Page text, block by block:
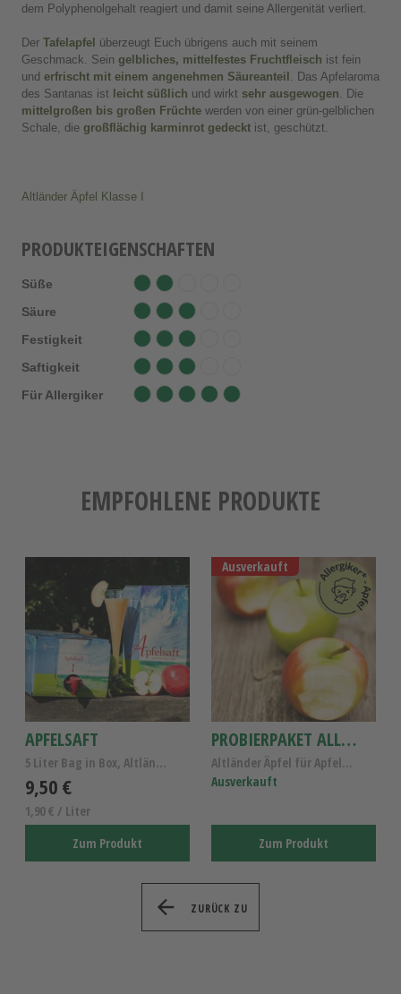
PRODUKTEIGENSCHAFTEN
Süße
Säure
Festigkeit
Saftigkeit
Für Allergiker
dem Polyphenolgehalt reagiert und damit seine Allergenität verliert.
Der Tafelapfel überzeugt Euch übrigens auch mit seinem
Geschmack. Sein gelbliches, mittelfestes Fruchtfleisch ist fein
und erfrischt mit einem angenehmen Säureanteil. Das Apfelaroma
des Santanas ist leicht süßlich und wirkt sehr ausgewogen. Die
mittelgroßen bis großen Früchte werden von einer grün-gelblichen
Schale, die großflächig karminrot gedeckt ist, geschützt.
Altländer Äpfel Klasse I
EMPFOHLENE PRODUKTE
APFELSAFT
5 Liter Bag in Box, Altländer Apfelsaft naturtrüb
9,50 €
1,90 € / Liter
Zum Produkt
Ausverkauft
PROBIERPAKET ALLERGIKER-ÄPFEL 4 SORTEN
Altländer Äpfel für Apfelallergiker, Probierpaket ...
Ausverkauft
Zum Produkt
ZURÜCK ZU